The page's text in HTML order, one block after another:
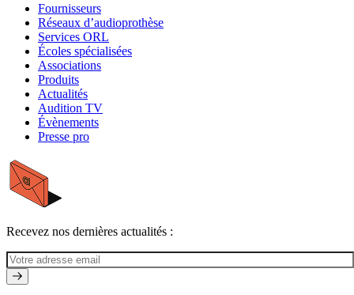
Fournisseurs
Réseaux d’audioprothèse
Services ORL
Écoles spécialisées
Associations
Produits
Actualités
Audition TV
Évènements
Presse pro
Recevez nos dernières actualités :